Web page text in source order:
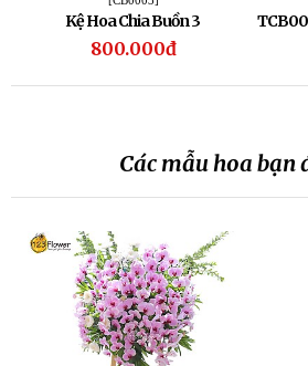
Kệ Hoa Chia Buồn 3
800.000đ
Các mẫu hoa bạn